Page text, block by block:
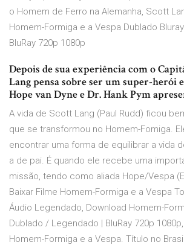
o Homem de Ferro na Alemanha, Scott
Homem-Formiga e a Vespa Dublado
BluRay 720p 1080p
Depois de sua experiência com o
Lang pensa sobre ser um super-herói
Hope van Dyne e Dr. Hank Pym
A vida de Scott Lang (Paul Rudd) ficou
que se transformou no Homem-Fomiga.
encontrar uma forma de equilibrar a vida
a de pai. É quando ele recebe uma
missão, tendo como aliada Hope/Vespa
Baixar Filme Homem-Formiga e a Vespa
Áudio Legendado, Download Homem-
Dublado / Legendado | BluRay 720p
Homem-Formiga e a Vespa. Título no